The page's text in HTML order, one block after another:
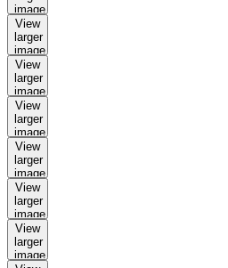
image
View
larger
image
View
larger
image
View
larger
image
View
larger
image
View
larger
image
View
larger
image